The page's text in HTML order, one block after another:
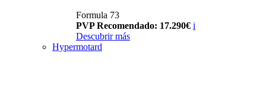
Formula 73
PVP Recomendado: 17.290€ i
Descubrir más
Hypermotard